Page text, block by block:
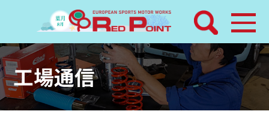
検索
ホーム
トピックス
工場通信